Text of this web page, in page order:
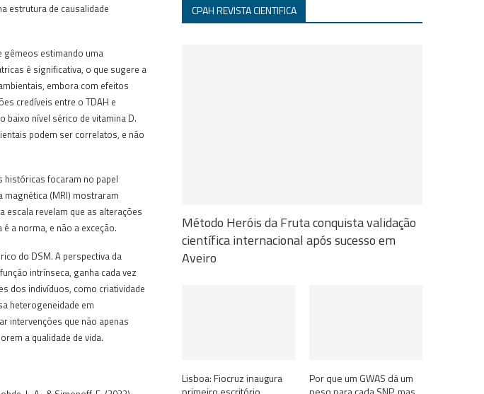
estrutura de causalidade
gêmeos estimando uma
é significativa, o que sugere a
embora com efeitos
credíveis entre o TDAH e
nível sérico de vitamina D.
podem ser correlatos, e não
históricas focaram no papel
(MRI) mostraram
escala revelam que as alterações
a norma, e não a exceção.
do DSM. A perspectiva da
intrínseca, ganha cada vez
dos indivíduos, como criatividade
heterogeneidade em
intervenções que não apenas
a qualidade de vida.
CPAH REVISTA CIENTIFICA
Método Heróis da Fruta conquista validação
científica internacional após sucesso em
Aveiro
Lisboa: Fiocruz inaugura
Por que um GWAS dá um